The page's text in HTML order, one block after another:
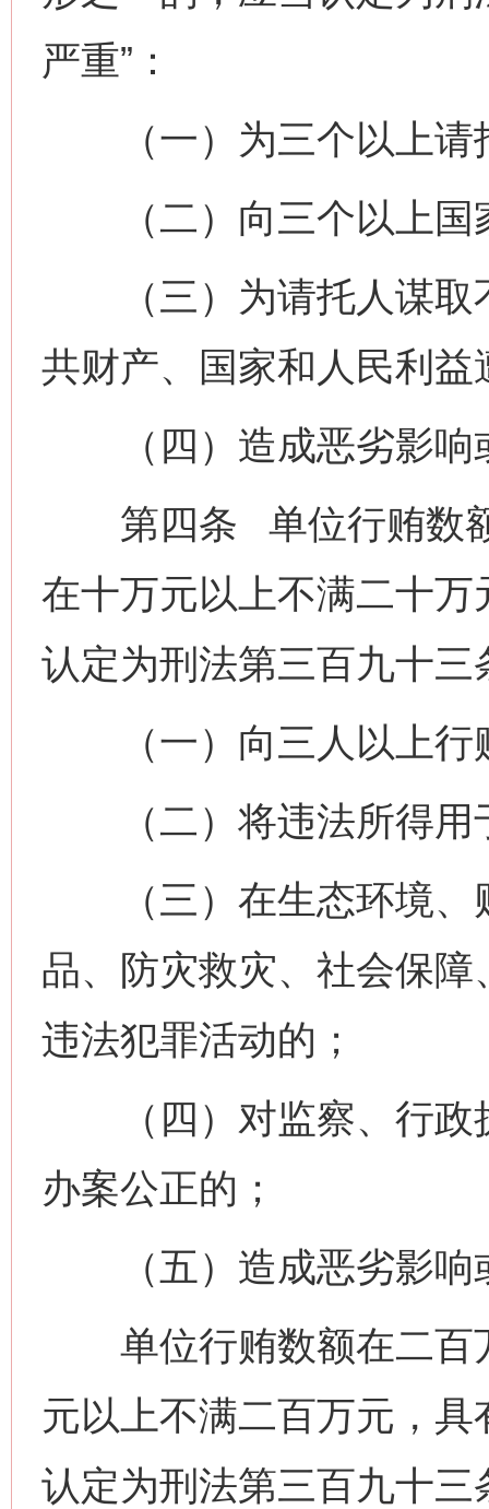
严重”：
（一）为三个以上请
（二）向三个以上国
（三）为请托人谋取
共财产、国家和人民利益
（四）造成恶劣影响
第四条 单位行贿数额
在十万元以上不满二十
认定为刑法第三百九十三
（一）向三人以上行
（二）将违法所得用
（三）在生态环境、
品、防灾救灾、社会保
违法犯罪活动的；
（四）对监察、行政
办案公正的；
（五）造成恶劣影响
单位行贿数额在二百
元以上不满二百万元，
认定为刑法第三百九十三